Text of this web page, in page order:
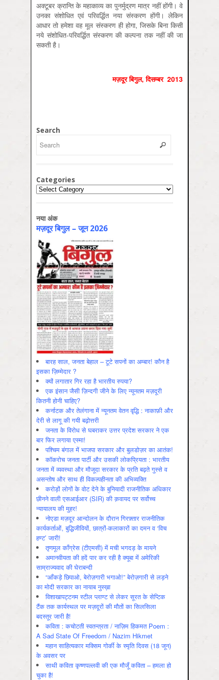
अक्टूबर क्रान्ति के महाकाव्य का पुनर्मुद्रण मात्र नहीं होंगी। वे
उनका संशोधित एवं परिवर्द्धित नया संस्करण होंगी। लेकिन
आधार तो हमेशा वह मूल संस्करण ही होगा, जिसके बिना किसी
नये संशोधित-परिवर्द्धित संस्करण की कल्पना तक नहीं की जा
सकती है।
मज़दूर बिगुल,दिसम्‍बर2013
Search
Categories
Categories
नया अंक
मज़दूर बिगुल – जून 2026
बारह साल, जनता बेहाल – टूटे सपनों का अम्बार! कौन है
इसका ज़िम्मेदार ?
क्यों लगातार गिर रहा है भारतीय रुपया?
एक इंसान जैसी ज़िन्दगी जीने के लिए न्यूनतम मज़दूरी
कितनी होनी चाहिए?
कर्नाटक और तेलंगाना में न्यूनतम वेतन वृद्धि : नाकाफ़ी और
देरी से लागू की गयी बढ़ोत्तरी
जनता के विरोध से घबराकर उत्तर प्रदेश सरकार ने एक
बार फिर लगाया एस्मा!
पश्चिम बंगाल में भाजपा सरकार और बुलडोज़र का आतंक!
कॉकरोच जनता पार्टी और उसकी लोकप्रियता : भारतीय
जनता में व्‍यवस्‍था और मौजूदा सरकार के प्रति बढ़ते गुस्‍से व
असन्‍तोष और साथ ही विकल्‍पहीनता की अभिव्‍यक्ति
करोड़ों लोगों के वोट देने के बुनियादी राजनीतिक अधिकार
छीनने वाली एसआईआर (SIR) की क़वायद पर सर्वोच्च
न्यायालय की मुहर!
नोएडा मज़दूर आन्दोलन के दौरान गिरफ़्तार राजनीतिक
कार्यकर्ताओं, बुद्धिजीवियों, छात्रों-कलाकारों का दमन व ‘विच
हण्ट’ जारी!
तृणमूल काँग्रेस (टीएमसी) में मची भगदड़ के मायने
अमानवीयता की हदें पार कर रही है क्यूबा में अमेरिकी
साम्राज्यवाद की घेराबन्दी
“आँकड़े छिपाओ, बेरोज़गारी भगाओ!” बेरोज़गारी से लड़ने
का मोदी सरकार का नायाब नुस्ख़ा
विशाखापट्टनम स्टील प्लाण्ट से लेकर सूरत के सेप्टिक
टैंक तक कार्यस्थल पर मज़दूरों की मौतों का सिलसिला
बदस्तूर जारी है!
कविता : कचोटती स्वतन्त्रता / नाज़िम हिकमत Poem :
A Sad State Of Freedom / Nazim Hikmet
महान साहित्यकार मक्सिम गोर्की के स्मृति दिवस (18 जून)
के अवसर पर
साथी कविता कृष्णपल्लवी की एक मौजूँ कविता – हमला हो
चुका है!